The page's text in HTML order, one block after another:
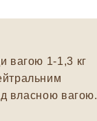
вагою 1-1,3 кг
власною вагою.